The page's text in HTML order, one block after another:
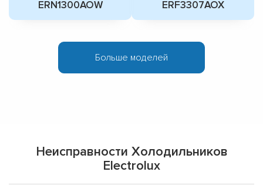
ERN1300AOW
ERF3307AOX
Больше моделей
Неисправности Холодильников
Electrolux